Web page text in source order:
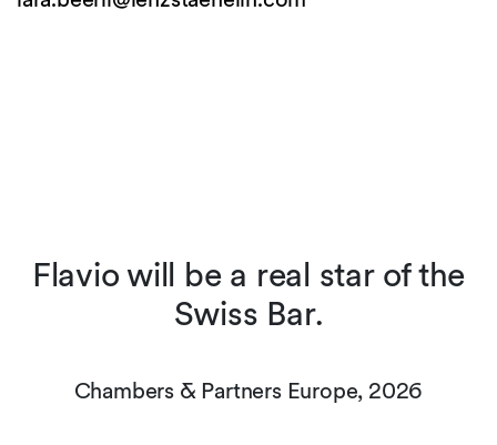
Flavio will be a real star of the
Swiss Bar.
Chambers & Partners Europe, 2026